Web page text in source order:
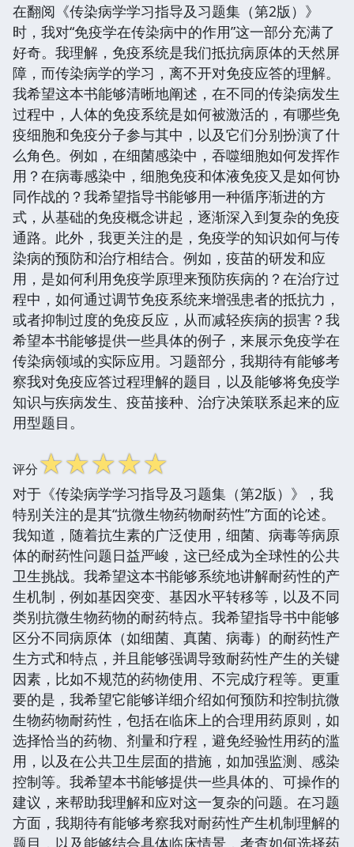
在翻阅《传染病学学习指导及习题集（第2版）》
时，我对“免疫学在传染病中的作用”这一部分充满了
好奇。我理解，免疫系统是我们抵抗病原体的天然屏
障，而传染病学的学习，离不开对免疫应答的理解。
我希望这本书能够清晰地阐述，在不同的传染病发生
过程中，人体的免疫系统是如何被激活的，有哪些免
疫细胞和免疫分子参与其中，以及它们分别扮演了什
么角色。例如，在细菌感染中，吞噬细胞如何发挥作
用？在病毒感染中，细胞免疫和体液免疫又是如何协
同作战的？我希望指导书能够用一种循序渐进的方
式，从基础的免疫概念讲起，逐渐深入到复杂的免疫
通路。此外，我更关注的是，免疫学的知识如何与传
染病的预防和治疗相结合。例如，疫苗的研发和应
用，是如何利用免疫学原理来预防疾病的？在治疗过
程中，如何通过调节免疫系统来增强患者的抵抗力，
或者抑制过度的免疫反应，从而减轻疾病的损害？我
希望本书能够提供一些具体的例子，来展示免疫学在
传染病领域的实际应用。习题部分，我期待有能够考
察我对免疫应答过程理解的题目，以及能够将免疫学
知识与疾病发生、疫苗接种、治疗决策联系起来的应
用型题目。
评分☆☆☆☆☆
对于《传染病学学习指导及习题集（第2版）》，我
特别关注的是其“抗微生物药物耐药性”方面的论述。
我知道，随着抗生素的广泛使用，细菌、病毒等病原
体的耐药性问题日益严峻，这已经成为全球性的公共
卫生挑战。我希望这本书能够系统地讲解耐药性的产
生机制，例如基因突变、基因水平转移等，以及不同
类别抗微生物药物的耐药特点。我希望指导书中能够
区分不同病原体（如细菌、真菌、病毒）的耐药性产
生方式和特点，并且能够强调导致耐药性产生的关键
因素，比如不规范的药物使用、不完成疗程等。更重
要的是，我希望它能够详细介绍如何预防和控制抗微
生物药物耐药性，包括在临床上的合理用药原则，如
选择恰当的药物、剂量和疗程，避免经验性用药的滥
用，以及在公共卫生层面的措施，如加强监测、感染
控制等。我希望本书能够提供一些具体的、可操作的
建议，来帮助我理解和应对这一复杂的问题。在习题
方面，我期待有能够考察我对耐药性产生机制理解的
题目，以及能够结合具体临床情景，考查如何选择药